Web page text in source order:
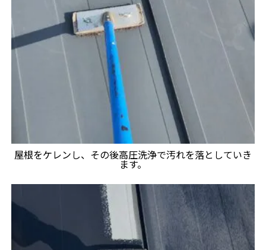
屋根をケレンし、その後高圧洗浄で汚れを落としていき
ます。